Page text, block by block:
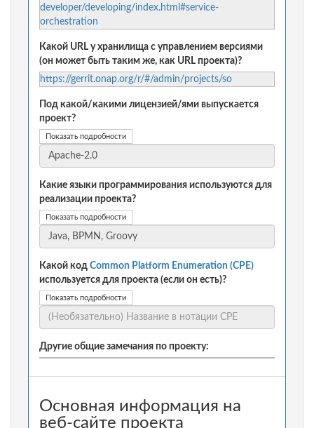
developer/developing/index.html#service-
orchestration
Какой URL у хранилища с управлением версиями
(он может быть таким же, как URL проекта)?
https://gerrit.onap.org/r/#/admin/projects/so
Под какой/какими лицензией/ями выпускается
проект?
Показать подробности
Какие языки программирования используются для
реализации проекта?
Показать подробности
Какой код Common Platform Enumeration (CPE)
используется для проекта (если он есть)?
Показать подробности
Другие общие замечания по проекту:
Основная информация на
веб-сайте проекта